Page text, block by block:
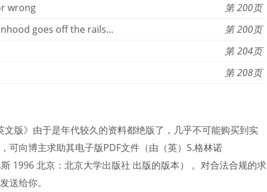
wrong
200
goes off the rails...
200
204
208
文版》由于是年代较久的资料都绝版了，几乎不可能购买到实
，可向博主求助其电子版PDF文件（由（英）S.格林诺
1996 北京：北京大学出版社 出版的版本） 。对合法合规的求
送给你。